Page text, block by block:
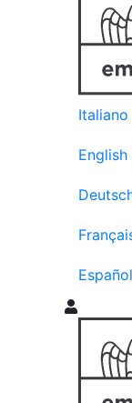
Italiano
English
Español